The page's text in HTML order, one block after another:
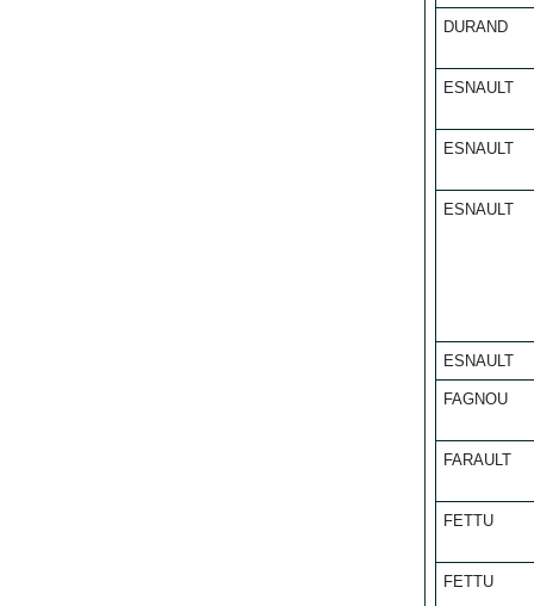
DURAND
ESNAULT
ESNAULT
ESNAULT
ESNAULT
FAGNOU
FARAULT
FETTU
FETTU